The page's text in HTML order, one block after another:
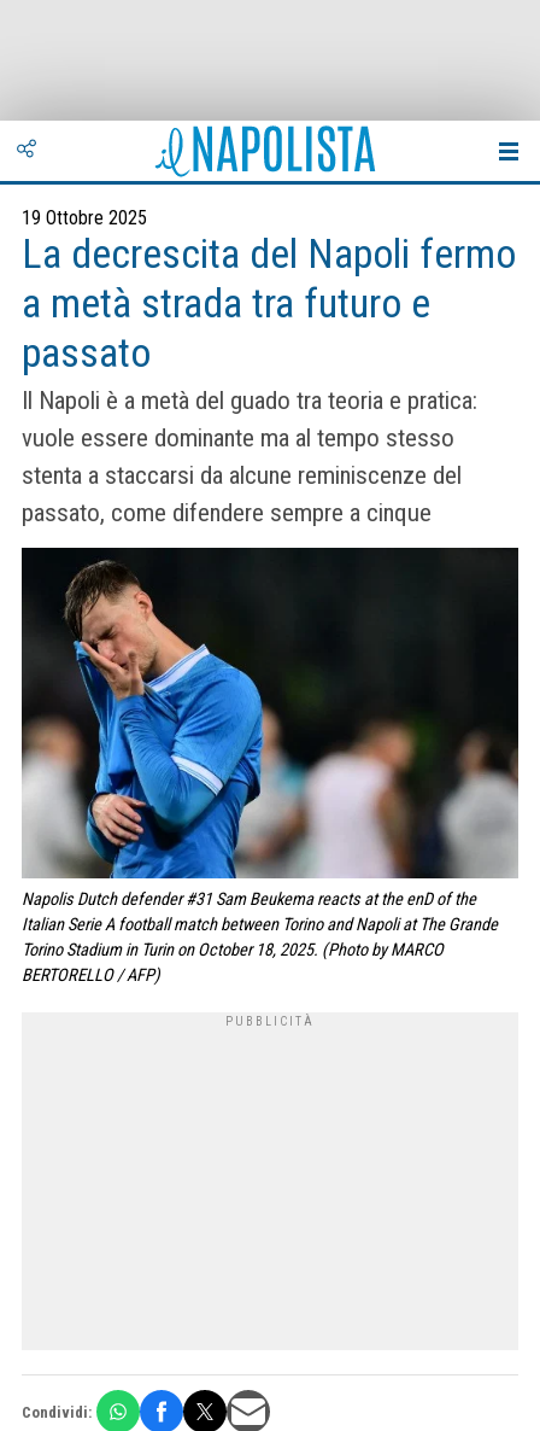
19 Ottobre 2025
La decrescita del Napoli fermo
a metà strada tra futuro e
passato
Il Napoli è a metà del guado tra teoria e pratica:
vuole essere dominante ma al tempo stesso
stenta a staccarsi da alcune reminiscenze del
passato, come difendere sempre a cinque
Napolis Dutch defender #31 Sam Beukema reacts at the enD of the
Italian Serie A football match between Torino and Napoli at The Grande
Torino Stadium in Turin on October 18, 2025. (Photo by MARCO
BERTORELLO / AFP)
Condividi: